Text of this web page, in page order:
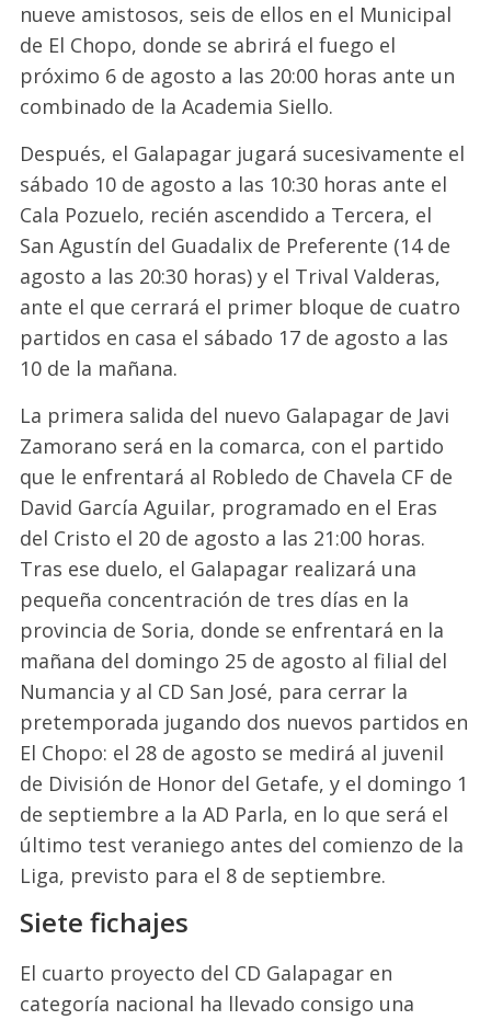
nueve amistosos, seis de ellos en el Municipal
de El Chopo, donde se abrirá el fuego el
próximo 6 de agosto a las 20:00 horas ante un
combinado de la Academia Siello.
Después, el Galapagar jugará sucesivamente el
sábado 10 de agosto a las 10:30 horas ante el
Cala Pozuelo, recién ascendido a Tercera, el
San Agustín del Guadalix de Preferente (14 de
agosto a las 20:30 horas) y el Trival Valderas,
ante el que cerrará el primer bloque de cuatro
partidos en casa el sábado 17 de agosto a las
10 de la mañana.
La primera salida del nuevo Galapagar de Javi
Zamorano será en la comarca, con el partido
que le enfrentará al Robledo de Chavela CF de
David García Aguilar, programado en el Eras
del Cristo el 20 de agosto a las 21:00 horas.
Tras ese duelo, el Galapagar realizará una
pequeña concentración de tres días en la
provincia de Soria, donde se enfrentará en la
mañana del domingo 25 de agosto al filial del
Numancia y al CD San José, para cerrar la
pretemporada jugando dos nuevos partidos en
El Chopo: el 28 de agosto se medirá al juvenil
de División de Honor del Getafe, y el domingo 1
de septiembre a la AD Parla, en lo que será el
último test veraniego antes del comienzo de la
Liga, previsto para el 8 de septiembre.
Siete fichajes
El cuarto proyecto del CD Galapagar en
categoría nacional ha llevado consigo una